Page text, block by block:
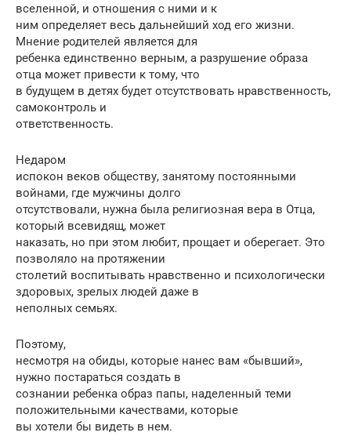
вселенной, и отношения с ними и к
ним определяет весь дальнейший ход его жизни.
Мнение родителей является для
ребенка единственно верным, а разрушение образа
отца может привести к тому, что
в будущем в детях будет отсутствовать нравственность,
самоконтроль и
ответственность.
Недаром
испокон веков обществу, занятому постоянными
войнами, где мужчины долго
отсутствовали, нужна была религиозная вера в Отца,
который всевидящ, может
наказать, но при этом любит, прощает и оберегает. Это
позволяло на протяжении
столетий воспитывать нравственно и психологически
здоровых, зрелых людей даже в
неполных семьях.
Поэтому,
несмотря на обиды, которые нанес вам «бывший»,
нужно постараться создать в
сознании ребенка образ папы, наделенный теми
положительными качествами, которые
вы хотели бы видеть в нем.